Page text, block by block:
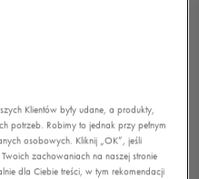
Klientów były udane, a produkty,
potrzeb. Robimy to jednak przy pełnym
osobowych. Kliknij „OK”, jeśli
zachowaniach na naszej stronie
dla Ciebie treści, w tym rekomendacji